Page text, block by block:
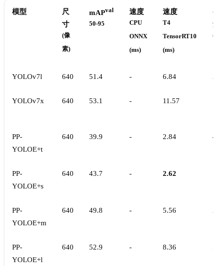
模型
尺
寸
(像
素)
mAPval
50-95
速度
CPU
ONNX
(ms)
速度
T4
TensorRT10
(ms)
YOLOv7l 640 51.4 - 6.84
YOLOv7x 640 53.1 - 11.57
PP-
YOLOE+t
640 39.9 - 2.84
PP-
YOLOE+s
640 43.7 - 2.62
PP-
YOLOE+m
640 49.8 - 5.56
PP-
YOLOE+l
640 52.9 - 8.36